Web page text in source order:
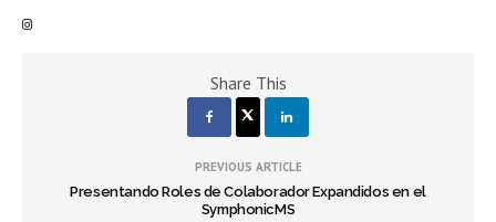
Share This
PREVIOUS ARTICLE
Presentando Roles de Colaborador Expandidos en el
SymphonicMS